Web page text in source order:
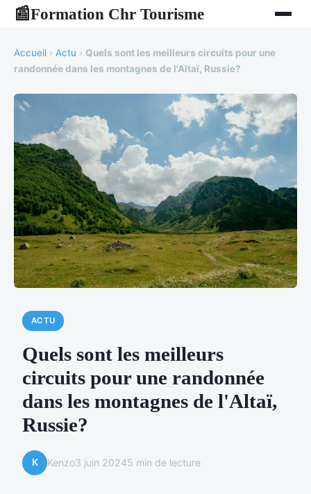
📰Formation Chr Tourisme
Accueil › Actu › Quels sont les meilleurs circuits pour une
randonnée dans les montagnes de l'Altaï, Russie?
ACTU
Quels sont les meilleurs
circuits pour une randonnée
dans les montagnes de l'Altaï,
Russie?
K Kenzo3 juin 20245 min de lecture